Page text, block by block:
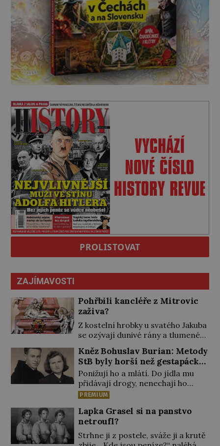
PROLISTOVAT
ZAJÍMAVOSTI
Pohřbili kancléře z Mitrovic
zaživa?
Z kostelní hrobky u svatého Jakuba
se ozývají dunivé rány a tlumené
pověrčiví lidé. Ani za dvě kopy
grošů by se nikdo neodvážil
podzemní hrobku otevřít a její
poklop tak raději jen skrápí
svěcenou vodou. Za několik dní
Když o mnoho let později hrobku
[…]
Kněz Bohuslav Burian: Metody
StB byly horší než gestapácké
trýznění
Ponižují ho a mlátí. Do jídla mu
přidávají drogy, nenechají ho
pořádně vyspat a smrtí vyhrožují i
týrání nevydrží a estébákům
podepíše všechno, co po něm
chtějí. Svým podpisem jim potvrdí
také to, že na něj během výslechů
PREMIUM
Lapka Grasel si na panstvo
netroufl?
Strhne ji z postele, sváže ji a krutě